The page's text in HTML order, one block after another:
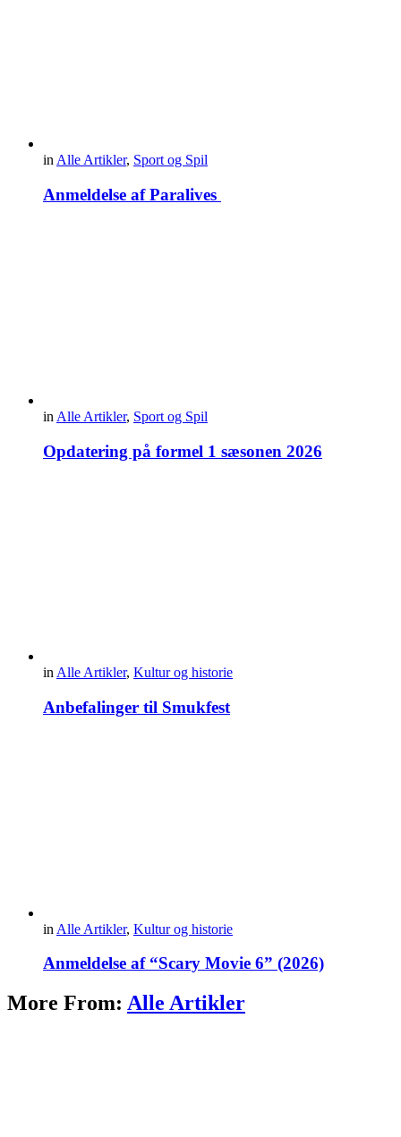
inAlle Artikler, Sport og Spil
Anmeldelse af Paralives
in Alle Artikler, Sport og Spil
Opdatering på formel 1 sæsonen 2026
in Alle Artikler, Kultur og historie
Anbefalinger til Smukfest
in Alle Artikler, Kultur og historie
Anmeldelse af “Scary Movie 6” (2026)
More From: Alle Artikler